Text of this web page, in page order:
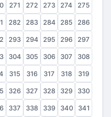
271 272 273 274 275
282 283 284 285 286
293 294 295 296 297
304 305 306 307 308
315 316 317 318 319
326 327 328 329 330
337 338 339 340 341